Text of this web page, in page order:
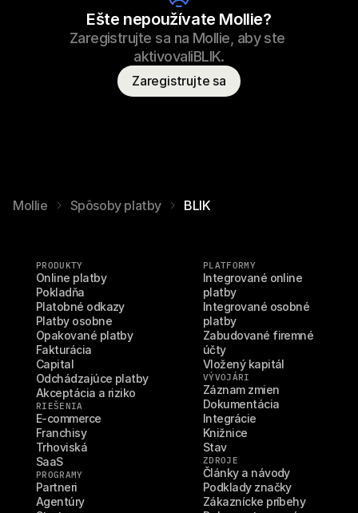
Ešte nepoužívate Mollie?
Zaregistrujte sa na Mollie, aby ste
aktivovaliBLIK.
Zaregistrujte sa
Mollie Spôsoby platby BLIK
PRODUKTY
Online platby
Pokladňa
Platobné odkazy
Platby osobne
Opakované platby
Fakturácia
Capital
Odchádzajúce platby
Akceptácia a riziko
RIEŠENIA
E-commerce
Franchisy
Trhoviská
SaaS
PROGRAMY
Partneri
Agentúry
PLATFORMY
Integrované online
platby
Integrované osobné
platby
Zabudované firemné
účty
Vložený kapitál
VÝVOJÁRI
Záznam zmien
Dokumentácia
Integrácie
Knižnice
Stav
ZDROJE
Články a návody
Podklady značky
Zákaznícke príbehy